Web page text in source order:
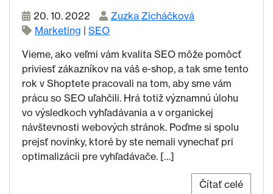
20. 10. 2022
Zuzka Zicháčková
Marketing | SEO
Vieme, ako veľmi vám kvalita SEO môže pomôcť
priviesť zákazníkov na váš e-shop, a tak sme tento
rok v Shoptete pracovali na tom, aby sme vám
prácu so SEO uľahčili. Hrá totiž významnú úlohu
vo výsledkoch vyhľadávania a v organickej
návštevnosti webových stránok. Poďme si spolu
prejsť novinky, ktoré by ste nemali vynechať pri
optimalizácii pre vyhľadávače. […]
Čítať celé